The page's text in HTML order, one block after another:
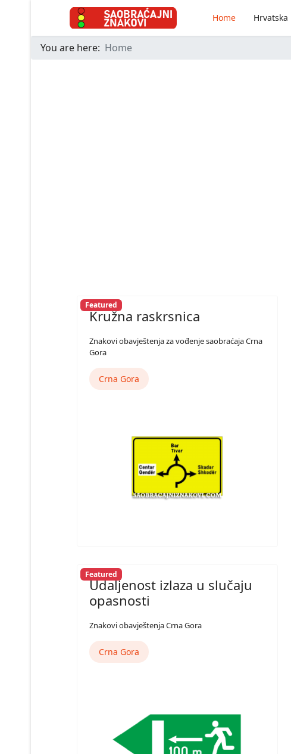
Home Hrvatska
You are here: Home
Featured
Kružna raskrsnica
Znakovi obavještenja za vođenje saobraćaja Crna
Gora
Crna Gora
Featured
Udaljenost izlaza u slučaju
opasnosti
Znakovi obavještenja Crna Gora
Crna Gora